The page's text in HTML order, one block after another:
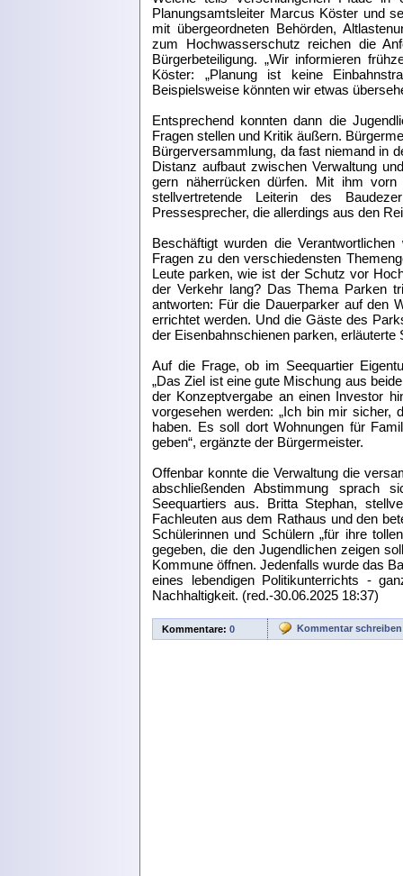
Planungsamtsleiter Marcus Köster und
mit übergeordneten Behörden,
zum Hochwasserschutz reichen die
Bürgerbeteiligung. „Wir informieren
Köster: „Planung ist keine
Beispielsweise könnten wir etwas
Entsprechend konnten dann die
Fragen stellen und Kritik äußern.
Bürgerversammlung, da fast niemand in
Distanz aufbaut zwischen Verwaltung
gern näherrücken dürfen. Mit ihm
stellvertretende Leiterin des
Pressesprecher, die allerdings aus den
Beschäftigt wurden die
Fragen zu den verschiedensten
Leute parken, wie ist der Schutz vor
der Verkehr lang? Das Thema Parken
antworten: Für die Dauerparker auf den
errichtet werden. Und die Gäste des
der Eisenbahnschienen parken, erläuterte
Auf die Frage, ob im Seequartier
„Das Ziel ist eine gute Mischung aus
der Konzeptvergabe an einen Investor
vorgesehen werden: „Ich bin mir
haben. Es soll dort Wohnungen für
geben“, ergänzte der Bürgermeister.
Offenbar konnte die Verwaltung die
abschließenden Abstimmung sprach
Seequartiers aus. Britta Stephan,
Fachleuten aus dem Rathaus und den
Schülerinnen und Schülern „für ihre
gegeben, die den Jugendlichen zeigen
Kommune öffnen. Jedenfalls wurde das
eines lebendigen Politikunterrichts -
Nachhaltigkeit. (red.-30.06.2025 18:37)
Kommentare: 0 Kommentar schreiben